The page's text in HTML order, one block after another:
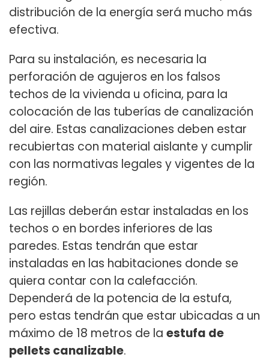
distribución de la energía será mucho más
efectiva.
Para su instalación, es necesaria la
perforación de agujeros en los falsos
techos de la vivienda u oficina, para la
colocación de las tuberías de canalización
del aire. Estas canalizaciones deben estar
recubiertas con material aislante y cumplir
con las normativas legales y vigentes de la
región.
Las rejillas deberán estar instaladas en los
techos o en bordes inferiores de las
paredes. Estas tendrán que estar
instaladas en las habitaciones donde se
quiera contar con la calefacción.
Dependerá de la potencia de la estufa,
pero estas tendrán que estar ubicadas a un
máximo de 18 metros de la estufa de
pellets canalizable.